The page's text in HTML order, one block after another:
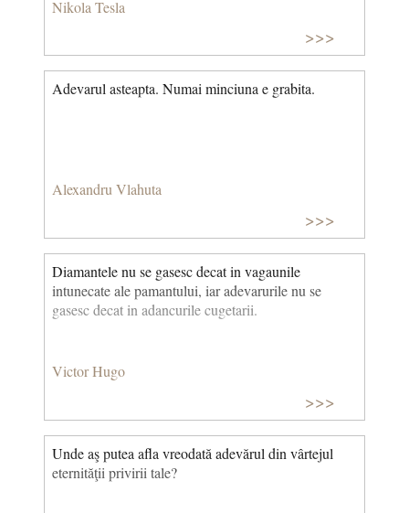
aceea, Tesla a fost in mod constant nedreptatit in
timpul vietii, multe dintre inventiile sale fiindu-i
atribuite lui Edison. © CCC
Nikola Tesla
>>>
Adevarul asteapta. Numai minciuna e grabita.
Alexandru Vlahuta
>>>
Diamantele nu se gasesc decat in vagaunile
intunecate ale pamantului, iar adevarurile nu se
gasesc decat in adancurile cugetarii.
Victor Hugo
>>>
Unde aş putea afla vreodată adevărul din vârtejul
eternităţii privirii tale?